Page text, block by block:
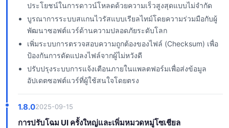
ประโยชน์ในการดาวน์โหลดด้วยความเร็วสูงสุดแบบไม่จำกัด
บูรณาการระบบสแกนไวรัสแบบเรียลไทม์โดยความร่วมมือกับผู้
พัฒนาซอฟต์แวร์ด้านความปลอดภัยระดับโลก
เพิ่มระบบการตรวจสอบความถูกต้องของไฟล์ (Checksum) เพื่อ
ป้องกันการดัดแปลงไฟล์จากผู้ไม่หวังดี
ปรับปรุงระบบการแจ้งเตือนภายในแพลตฟอร์มเพื่อส่งข้อมูล
อัปเดตซอฟต์แวร์ที่ผู้ใช้สนใจโดยตรง
1.8.02025-09-15
การปรับโฉม UI ครั้งใหญ่และเพิ่มหมวดหมู่โซเชียล